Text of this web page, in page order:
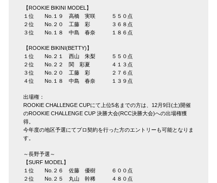
【ROOKIE BIKINI MODEL】
１位 No.１９ 高橋 実咲 ５５０点
２位 No.２０ 工藤 彩 ３６８点
３位 No.１８ 中島 春奈 １８６点
【ROOKIE BIKINI(BETTY)】
１位 No.２１ 西山 朱梨 ５５０点
２位 No.２２ 関 彩夏 ４１３点
３位 No.２０ 工藤 彩 ２７６点
４位 No.１８ 中島 春奈 １３９点
出場権：
ROOKIE CHALLENGE CUPにて上位5名までの方は、12月9日(土)開催
のROOKIE CHALLENGE CUP 決勝大会(RCC決勝大会)への出場権獲
得。
今年度の地区予選にてプロ契約を行った方のエントリーも可能となりま
す。
～長野予選～
【SURF MODEL】
１位 No.２６ 佐藤 優樹 ６００点
２位 No.２５ 丸山 幹稀 ４８０点